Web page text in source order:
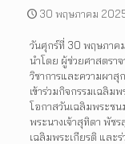
30 พฤษภาคม
วันศุกร์ที่ 30 พฤษภา
นำโดย ผู้ช่วยศาสตรา
วิชาการและความผา
เข้าร่วมกิจกรรมเฉลิม
โอกาสวันเฉลิมพระช
พระนางเจ้าสุทิดา พัช
เฉลิมพระเกียรติ และ